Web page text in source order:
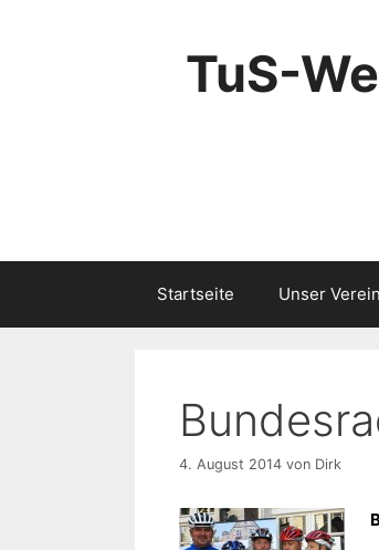
TuS-
Startseite Unser Verein
4. August 2014 von Dirk